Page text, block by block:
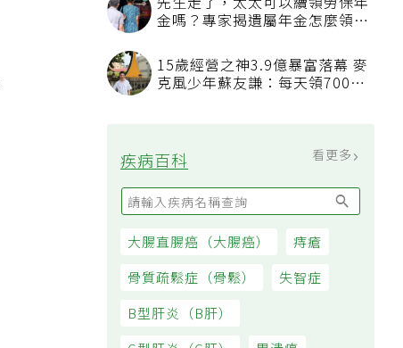
金嗎？專家揭遺屬年金怎麼領，
15歲經營之神3.9億暴富落幕 麥
克風少年蘇友謙：每天領700元
疾病百科 看更多
大腸直腸癌（大腸癌）
痔瘡
骨質疏鬆症（骨鬆）
失智症
B型肝炎（B肝）